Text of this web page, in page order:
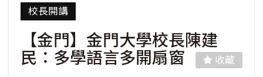
校長開講
【金門】金門大學校長陳建
民：多學語言多開扇窗
收藏